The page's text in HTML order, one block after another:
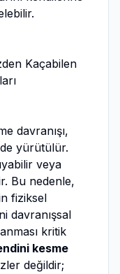
Kaçabilen
davranışı,
yürütülür.
veya
Bu nedenle,
fiziksel
davranışsal
kritik
kesme
değildir;